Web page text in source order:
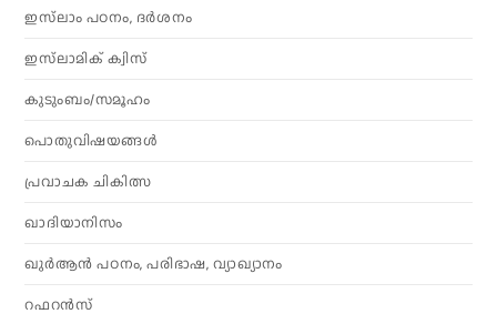
ഇസ്‌ലാം പഠനം, ദർശനം
ഇസ്‌ലാമിക് ക്വിസ്
കുടുംബം/സമൂഹം
പൊതുവിഷയങ്ങൾ
പ്രവാചക ചികിത്സ
ഖാദിയാനിസം
ഖുർആൻ പഠനം, പരിഭാഷ, വ്യാഖ്യാനം
റഫറൻസ്